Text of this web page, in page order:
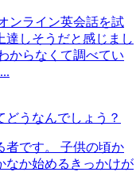
ンライン英会話を試
達しそうだと感じまし
からなくて調べてい
うなんでしょう？
者です。 子供の頃か
なか始めるきっかけが